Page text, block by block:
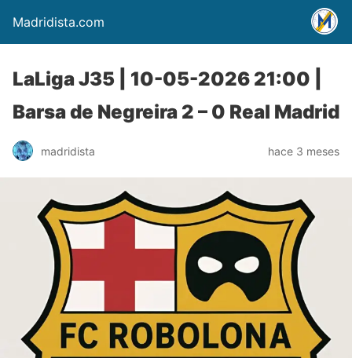
Madridista.com
LaLiga J35 | 10-05-2026 21:00 |
Barsa de Negreira 2 – 0 Real Madrid
madridista hace 3 meses